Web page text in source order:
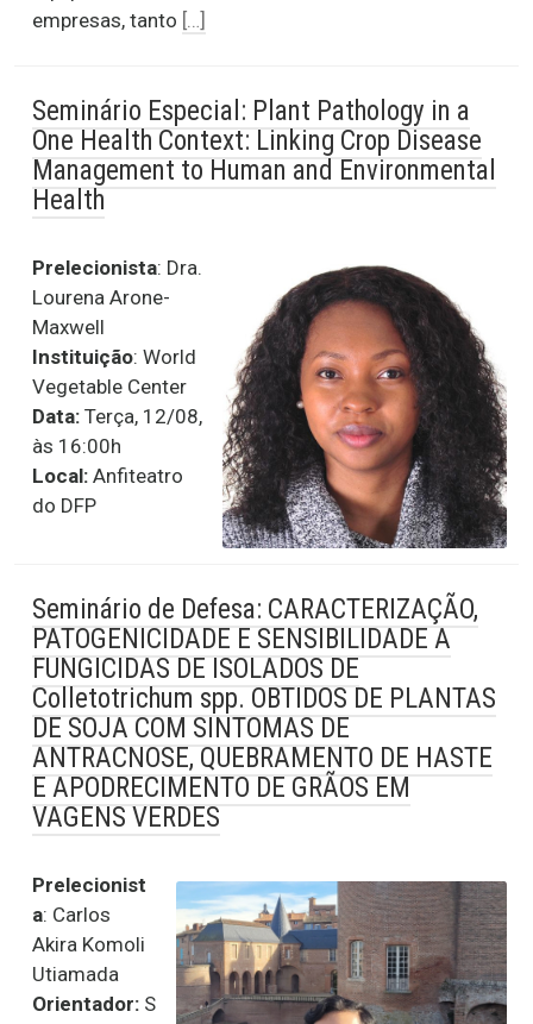
empresas, tanto […]
Seminário Especial: Plant Pathology in a
One Health Context: Linking Crop Disease
Management to Human and Environmental
Health
Prelecionista: Dra.
Lourena Arone-
Maxwell
Instituição: World
Vegetable Center
Data: Terça, 12/08,
às 16:00h
Local: Anfiteatro
do DFP
Seminário de Defesa: CARACTERIZAÇÃO,
PATOGENICIDADE E SENSIBILIDADE A
FUNGICIDAS DE ISOLADOS DE
Colletotrichum spp. OBTIDOS DE PLANTAS
DE SOJA COM SINTOMAS DE
ANTRACNOSE, QUEBRAMENTO DE HASTE
E APODRECIMENTO DE GRÃOS EM
VAGENS VERDES
Prelecionist
a: Carlos
Akira Komoli
Utiamada
Orientador: S